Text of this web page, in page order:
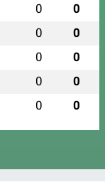
0 0
0 0
0 0
0 0
0 0